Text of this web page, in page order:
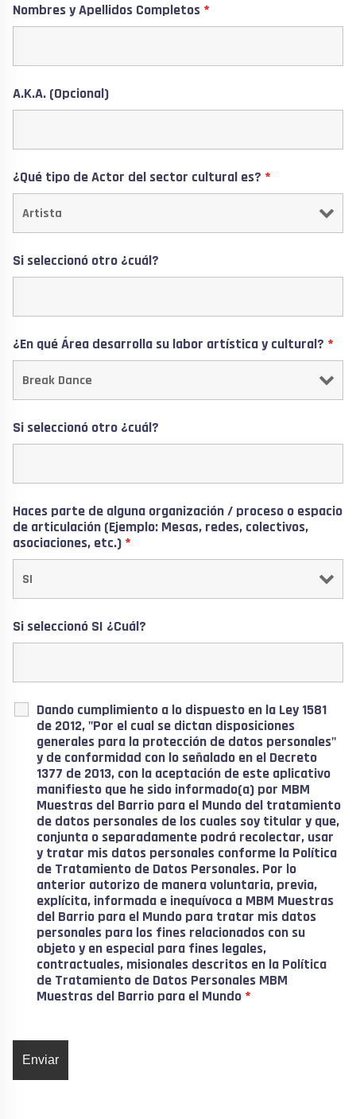
Nombres y Apellidos Completos *
A.K.A. (Opcional)
¿Qué tipo de Actor del sector cultural es? *
Si seleccionó otro ¿cuál?
¿En qué Área desarrolla su labor artística y cultural? *
Si seleccionó otro ¿cuál?
Haces parte de alguna organización / proceso o espacio
de articulación (Ejemplo: Mesas, redes, colectivos,
asociaciones, etc.) *
Si seleccionó SI ¿Cuál?
Dando cumplimiento a lo dispuesto en la Ley 1581
de 2012, "Por el cual se dictan disposiciones
generales para la protección de datos personales"
y de conformidad con lo señalado en el Decreto
1377 de 2013, con la aceptación de este aplicativo
manifiesto que he sido informado(a) por MBM
Muestras del Barrio para el Mundo del tratamiento
de datos personales de los cuales soy titular y que,
conjunta o separadamente podrá recolectar, usar
y tratar mis datos personales conforme la Política
de Tratamiento de Datos Personales. Por lo
anterior autorizo de manera voluntaria, previa,
explícita, informada e inequívoca a MBM Muestras
del Barrio para el Mundo para tratar mis datos
personales para los fines relacionados con su
objeto y en especial para fines legales,
contractuales, misionales descritos en la Política
de Tratamiento de Datos Personales MBM
Muestras del Barrio para el Mundo *